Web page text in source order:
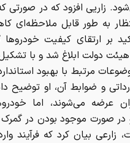
زاریی افزود که در
به طور قابل ملاحظه‌ای
بر ارتقای کیفیت
دولت ابلاغ شد و با
مرتبط با بهبود
و ضوابط آن، او توضیح
عرضه می‌شوند، اما
صورت موجود بودن در گمرک
زارعی بیان کرد که فرآیند